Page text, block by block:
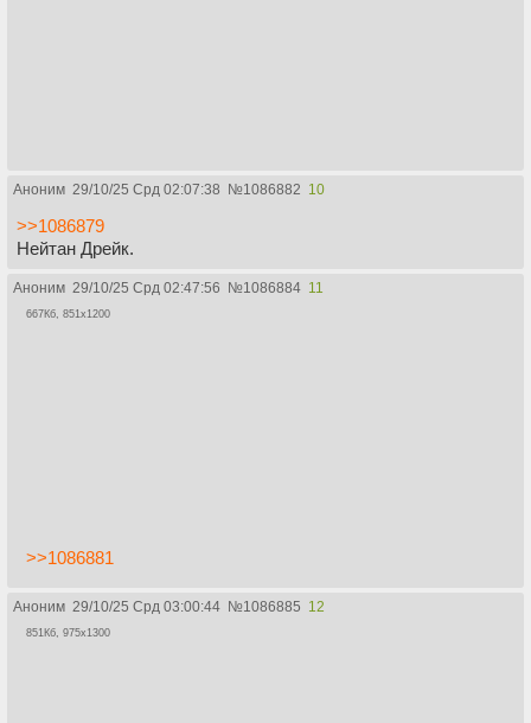
Аноним 29/10/25 Срд 02:07:38 №1086882 10
>>1086879
Нейтан Дрейк.
Аноним 29/10/25 Срд 02:47:56 №1086884 11
667Кб, 851x1200
>>1086881
Аноним 29/10/25 Срд 03:00:44 №1086885 12
851Кб, 975x1300